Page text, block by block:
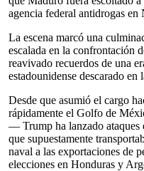
agencia federal antidrogas en
La escena marcó una
escalada en la confrontación
reavivado recuerdos de una
estadounidense descarado en
Desde que asumió el cargo
rápidamente el Golfo de
— Trump ha lanzado ataques
que supuestamente
naval a las exportaciones de
elecciones en Honduras y